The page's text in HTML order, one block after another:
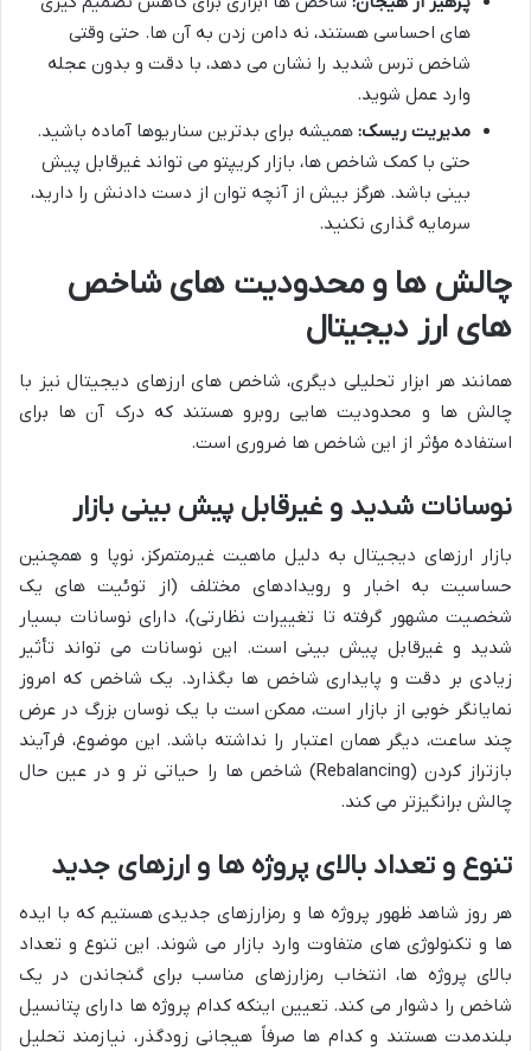
های احساسی هستند، نه دامن زدن به آن ها. حتی وقتی
شاخص ترس شدید را نشان می دهد، با دقت و بدون عجله
وارد عمل شوید.
مدیریت ریسک: همیشه برای بدترین سناریوها آماده باشید.
حتی با کمک شاخص ها، بازار کریپتو می تواند غیرقابل پیش
بینی باشد. هرگز بیش از آنچه توان از دست دادنش را دارید،
سرمایه گذاری نکنید.
چالش ها و محدودیت های شاخص
های ارز دیجیتال
همانند هر ابزار تحلیلی دیگری، شاخص های ارزهای دیجیتال نیز با
چالش ها و محدودیت هایی روبرو هستند که درک آن ها برای
استفاده مؤثر از این شاخص ها ضروری است.
نوسانات شدید و غیرقابل پیش بینی بازار
بازار ارزهای دیجیتال به دلیل ماهیت غیرمتمرکز، نوپا و همچنین
حساسیت به اخبار و رویدادهای مختلف (از توئیت های یک
شخصیت مشهور گرفته تا تغییرات نظارتی)، دارای نوسانات بسیار
شدید و غیرقابل پیش بینی است. این نوسانات می تواند تأثیر
زیادی بر دقت و پایداری شاخص ها بگذارد. یک شاخص که امروز
نمایانگر خوبی از بازار است، ممکن است با یک نوسان بزرگ در عرض
چند ساعت، دیگر همان اعتبار را نداشته باشد. این موضوع، فرآیند
بازتراز کردن (Rebalancing) شاخص ها را حیاتی تر و در عین حال
چالش برانگیزتر می کند.
تنوع و تعداد بالای پروژه ها و ارزهای جدید
هر روز شاهد ظهور پروژه ها و رمزارزهای جدیدی هستیم که با ایده
ها و تکنولوژی های متفاوت وارد بازار می شوند. این تنوع و تعداد
بالای پروژه ها، انتخاب رمزارزهای مناسب برای گنجاندن در یک
شاخص را دشوار می کند. تعیین اینکه کدام پروژه ها دارای پتانسیل
بلندمدت هستند و کدام ها صرفاً هیجانی زودگذر، نیازمند تحلیل